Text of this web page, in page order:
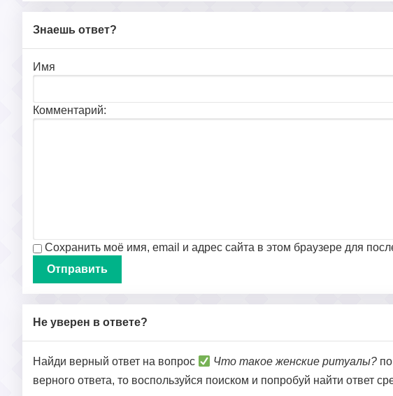
Знаешь ответ?
Имя
Комментарий:
Сохранить моё имя, email и адрес сайта в этом браузере для
Не уверен в ответе?
Найди верный ответ на вопрос Что такое женские ритуалы?
верного ответа, то воспользуйся поиском и попробуй найти ответ